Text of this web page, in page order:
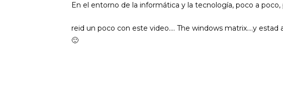
En el entorno de la informática y la tecnología, poco a
reid un poco con este video…. The windows matrix….y estad
🙂